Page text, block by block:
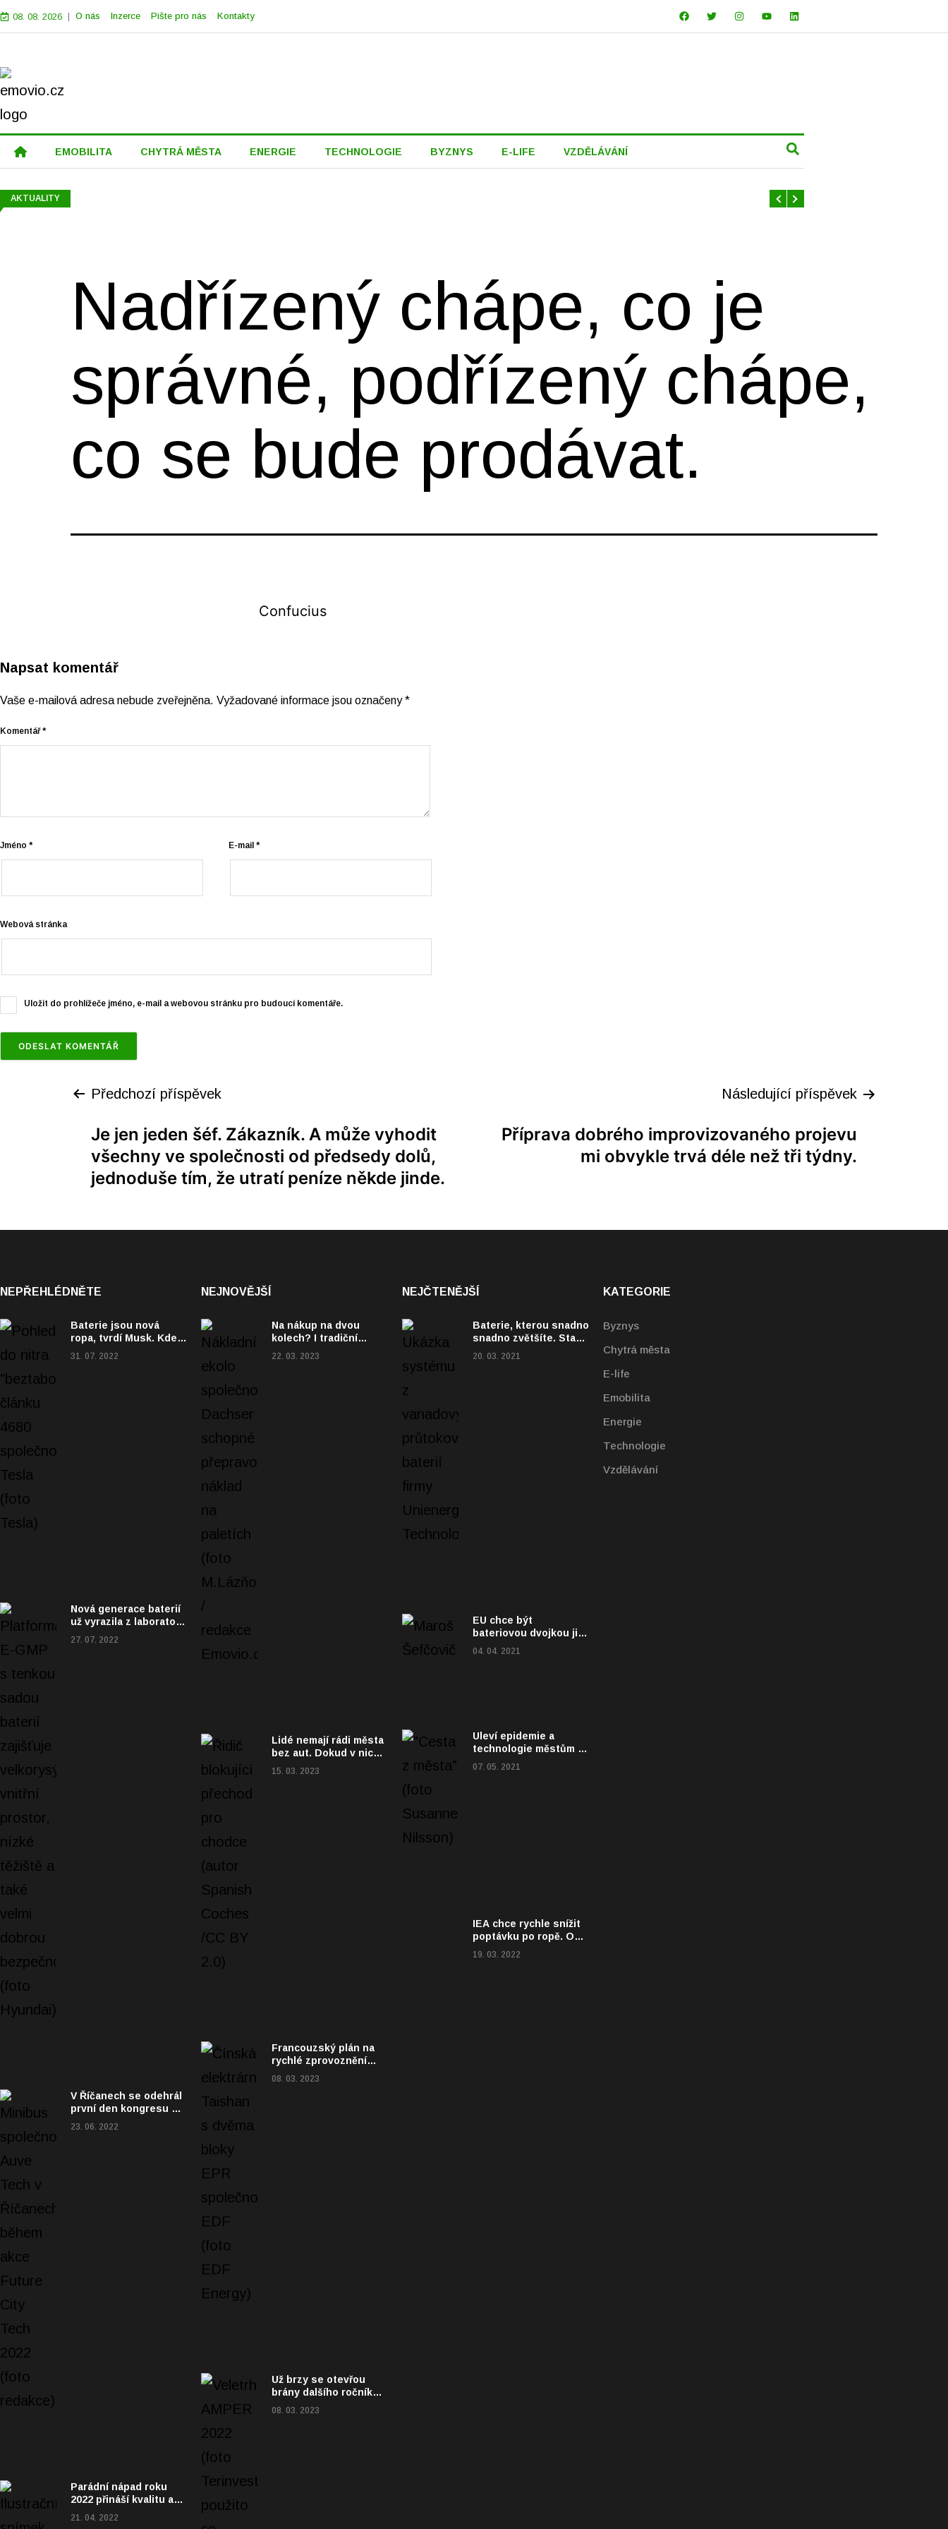
08. 08. 2026 | O nás Inzerce Pište pro nás Kontakty
EMOBILITA CHYTRÁ MĚSTA ENERGIE TECHNOLOGIE BYZNYS E-LIFE VZDĚLÁVÁNÍ
AKTUALITY
Nadřízený chápe, co je
správné, podřízený chápe,
co se bude prodávat.
Confucius
Napsat komentář
Vaše e-mailová adresa nebude zveřejněna. Vyžadované informace jsou označeny*
Komentář*
Jméno * E-mail *
Webová stránka
Uložit do prohlížeče jméno, e-mail a webovou stránku pro budoucí komentáře.
Předchozí příspěvek
Je jen jeden šéf. Zákazník. A může vyhodit
všechny ve společnosti od předsedy dolů,
jednoduše tím, že utratí peníze někde jinde.
Následující příspěvek
Příprava dobrého improvizovaného projevu
mi obvykle trvá déle než tři týdny.
NEPŘEHLÉDNĚTE
Baterie jsou nová
ropa, tvrdí Musk. Kde
bude jejich Saúdská
31. 07. 2022
Nová generace baterií
už vyrazila z laboratoří
do výroby
27. 07. 2022
V Říčanech se odehrál
první den kongresu o
budoucnosti měst
23. 06. 2022
Parádní nápad roku
2022 přináší kvalitu a
úspory ve třech
21. 04. 2022
NEJNOVĚJŠÍ
Na nákup na dvou
kolech? I tradiční
výrobci už nabízí
22. 03. 2023
Lidé nemají rádi města
bez aut. Dokud v nich
nezačnou žít
15. 03. 2023
Francouzský plán na
rychlé zprovoznění
jaderné flotily dostal
08. 03. 2023
Už brzy se otevřou
brány dalšího ročníku
„elektrizujícího“
08. 03. 2023
NEJČTENĚJŠÍ
Baterie, kterou snadno
snadno zvětšíte. Stačí
dolít
20. 03. 2021
EU chce být
bateriovou dvojkou již
v roce 2025
04. 04. 2021
Uleví epidemie a
technologie městům a
posílí venkov?
07. 05. 2021
IEA chce rychle snížit
poptávku po ropě. O
2,7 milionu barelů
19. 03. 2022
KATEGORIE
Byznys
Chytrá města
E-life
Emobilita
Energie
Technologie
Vzdělávání